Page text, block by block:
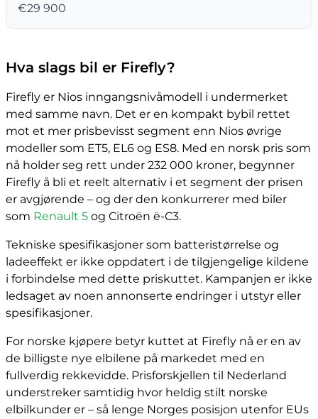
€29 900
Hva slags bil er Firefly?
Firefly er Nios inngangsnivåmodell i undermerket
med samme navn. Det er en kompakt bybil rettet
mot et mer prisbevisst segment enn Nios øvrige
modeller som ET5, EL6 og ES8. Med en norsk pris som
nå holder seg rett under 232 000 kroner, begynner
Firefly å bli et reelt alternativ i et segment der prisen
er avgjørende – og der den konkurrerer med biler
som Renault 5 og Citroën ë-C3.
Tekniske spesifikasjoner som batteristørrelse og
ladeeffekt er ikke oppdatert i de tilgjengelige kildene
i forbindelse med dette priskuttet. Kampanjen er ikke
ledsaget av noen annonserte endringer i utstyr eller
spesifikasjoner.
For norske kjøpere betyr kuttet at Firefly nå er en av
de billigste nye elbilene på markedet med en
fullverdig rekkevidde. Prisforskjellen til Nederland
understreker samtidig hvor heldig stilt norske
elbilkunder er – så lenge Norges posisjon utenfor EUs